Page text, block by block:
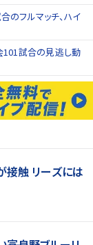
のフルマッチ、ハイ
101試合の見逃し動
接触 リーズには